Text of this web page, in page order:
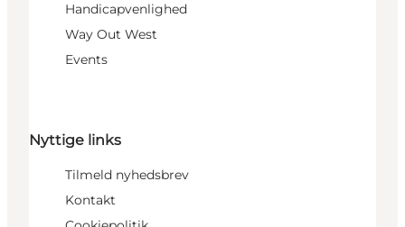
Handicapvenlighed
Way Out West
Events
Nyttige links
Tilmeld nyhedsbrev
Kontakt